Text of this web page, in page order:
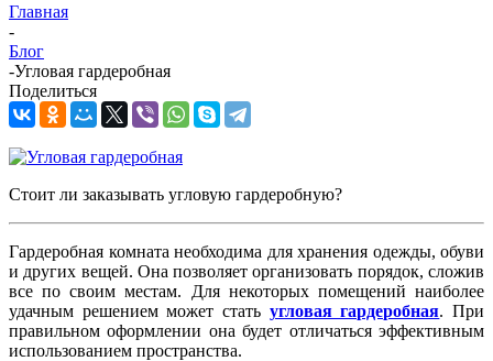
Главная
-
Блог
-Угловая гардеробная
Поделиться
Стоит ли заказывать угловую гардеробную?
Гардеробная комната необходима для хранения одежды, обуви
и других вещей. Она позволяет организовать порядок, сложив
все по своим местам. Для некоторых помещений наиболее
удачным решением может стать угловая гардеробная. При
правильном оформлении она будет отличаться эффективным
использованием пространства.